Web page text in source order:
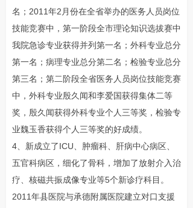
名；2011年2月份在全省举办的医务人员岗位
技能竞赛中，第一阶段全市理论知识选拔赛中
我院急诊专业获得并列第一名；外科专业总分
第一名；病理专业总分第二名；检验专业总分
第三名；第二阶段全省医务人员岗位技能竞赛
中，外科专业殷久闻和李爱国获得集体二等
奖，殷久闻获得外科专业个人三等奖，检验专
业魏玉香获得个人三等奖的好成绩。
4、新成立了ICU、肿瘤科、肝病中心病区、
五官科病区，细化了骨科，增加了放射介入治
疗、核磁共振成像专业等5个新诊疗科目。
2011年县医院与承德附属医院建立对口支援